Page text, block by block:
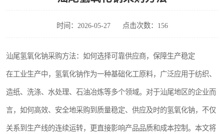
时间：2026-05-27 点击次数：156
汕尾氢氧化钠采购方法：如何选择可靠供应商，保障生产稳定
在工业生产中，氢氧化钠作为一种基础化工原料，广泛应用于纺织、
造纸、洗涤、水处理、石油冶炼等多个领域。对于汕尾地区的企业而
言，如何高效、安全地采购到质量稳定、供应及时的氢氧化钠，不仅
关系到生产线的连续运转，更直接影响产品品质和成本控制。本文将
氯酸钠
磷酸氢二钾